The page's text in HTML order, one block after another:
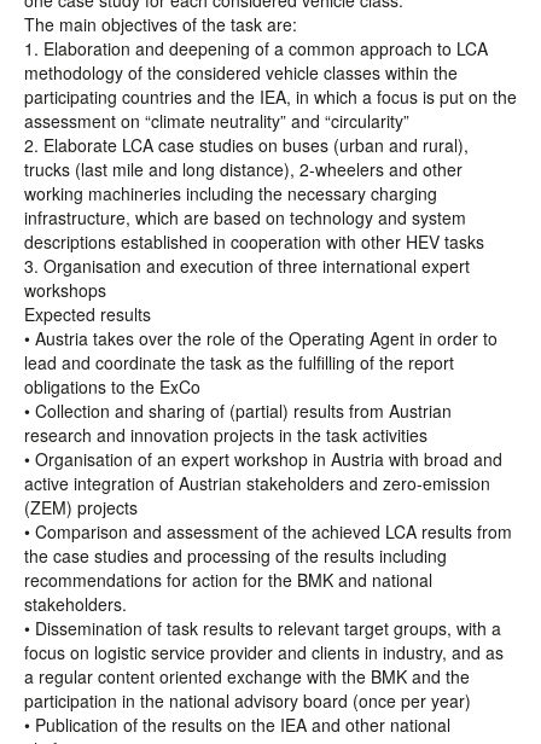
The main objectives of the task are:
1. Elaboration and deepening of a common approach to LCA
methodology of the considered vehicle classes within the
participating countries and the IEA, in which a focus is put on the
assessment on “climate neutrality” and “circularity”
2. Elaborate LCA case studies on buses (urban and rural),
trucks (last mile and long distance), 2-wheelers and other
working machineries including the necessary charging
infrastructure, which are based on technology and system
descriptions established in cooperation with other HEV tasks
3. Organisation and execution of three international expert
workshops
Expected results
• Austria takes over the role of the Operating Agent in order to
lead and coordinate the task as the fulfilling of the report
obligations to the ExCo
• Collection and sharing of (partial) results from Austrian
research and innovation projects in the task activities
• Organisation of an expert workshop in Austria with broad and
active integration of Austrian stakeholders and zero-emission
(ZEM) projects
• Comparison and assessment of the achieved LCA results from
the case studies and processing of the results including
recommendations for action for the BMK and national
stakeholders.
• Dissemination of task results to relevant target groups, with a
focus on logistic service provider and clients in industry, and as
a regular content oriented exchange with the BMK and the
participation in the national advisory board (once per year)
• Publication of the results on the IEA and other national